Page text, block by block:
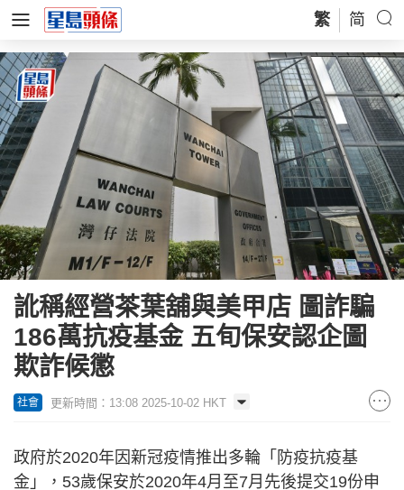
繁 简
訛稱經營茶葉舖與美甲店 圖詐騙
186萬抗疫基金 五旬保安認企圖
欺詐候懲
社會 更新時間：13:08 2025-10-02 HKT
政府於2020年因新冠疫情推出多輪「防疫抗疫基
金」，53歲保安於2020年4月至7月先後提交19份申